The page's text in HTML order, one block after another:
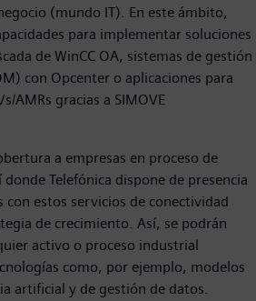
(mundo IT). En este ámbito,
para implementar soluciones
de WinCC OA, sistemas de gestión
con Opcenter o aplicaciones para
AMRs gracias a SIMOVE
a empresas en proceso de
Telefónica dispone de presencia
con estos servicios de conectividad
de crecimiento. Así, se podrán
activo o proceso industrial
como, por ejemplo, modelos
artificial y de gestión de datos.